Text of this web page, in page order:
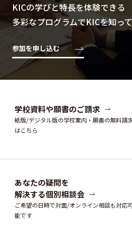
KICの学びと特⻑を体験できる
多彩なプログラムでKICを知って
参加を申し込む
学校資料や願書のご請求
紙版/デジタル版の学校案内・願書の無料請
はこちら
あなたの疑問を
解決する個別相談会
ご希望の日時で対面/オンライン相談も対応
能です